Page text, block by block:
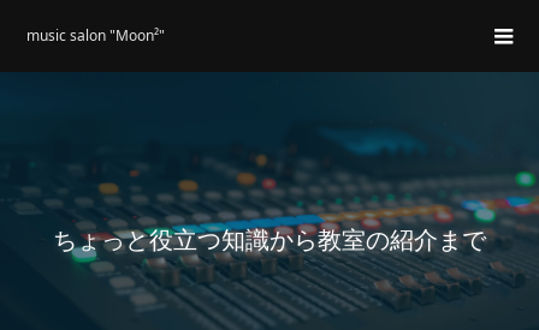
music salon "Moon²"
ちょっと役立つ知識から教室の紹介まで